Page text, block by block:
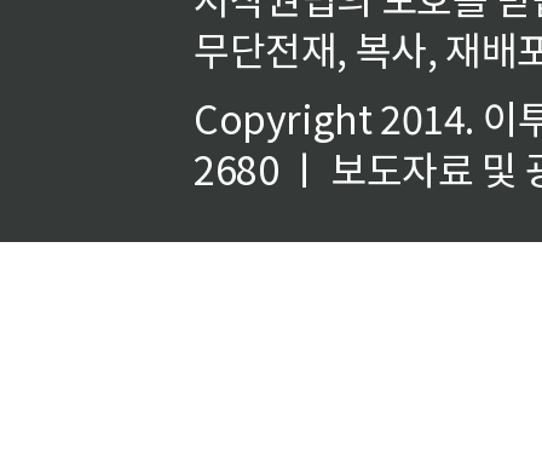
무단전재, 복사, 재배
Copyright 2014. 이
2680 ㅣ 보도자료